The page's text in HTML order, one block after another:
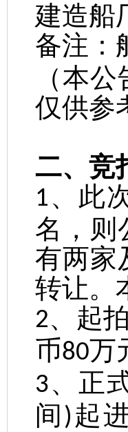
建造船
备注：
（本
仅供参
二、竞
1 、此
名，则
有两家
转让。
2、起
币80万
3、正
间 ) 起